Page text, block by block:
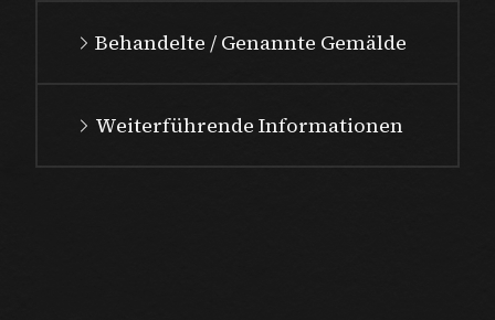
Behandelte / Genannte Gemälde
Weiterführende Informationen